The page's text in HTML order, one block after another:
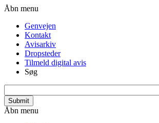
Gå
hovedindhold
Header
Åbn menu
Genvejen
Kontakt
Avisarkiv
Dropsteder
Tilmeld digital avis
Søg
Primær
Åbn menu